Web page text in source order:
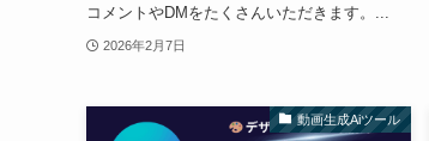
コメントやDMをたくさんいただきます。...
2026年2月7日
動画生成Aiツール